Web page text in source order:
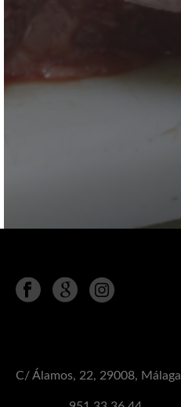
C/ Álamos, 22, 29008, Málaga